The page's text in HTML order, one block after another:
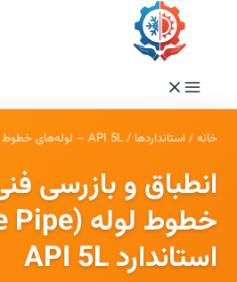
خانه/ استانداردها / API 5L – لوله‌های خطوط لوله
انطباق و بازرسی
استاندارد API 5L